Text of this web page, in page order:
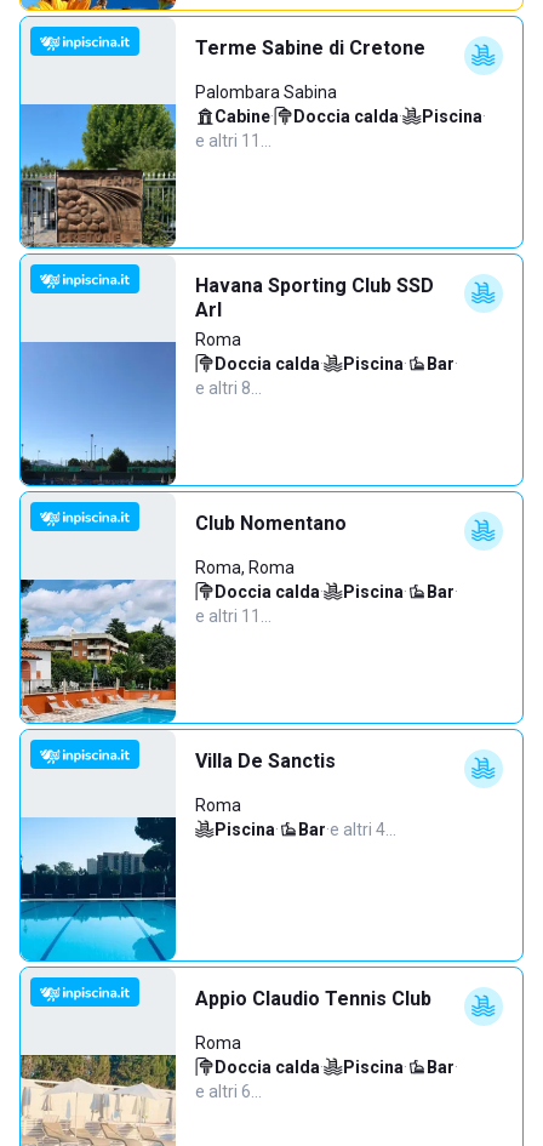
Terme Sabine di Cretone
Palombara Sabina
Cabine· Doccia calda· Piscina·
e altri 11…
Havana Sporting Club SSD
Arl
Roma
Doccia calda· Piscina· Bar·
e altri 8…
Club Nomentano
Roma, Roma
Doccia calda· Piscina· Bar·
e altri 11…
Villa De Sanctis
Roma
Piscina· Bar·e altri 4…
Appio Claudio Tennis Club
Roma
Doccia calda· Piscina· Bar·
e altri 6…